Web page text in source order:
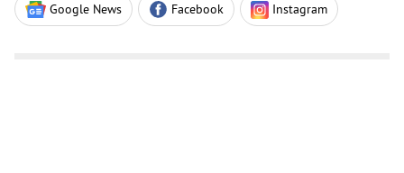
Google News Facebook Instagram